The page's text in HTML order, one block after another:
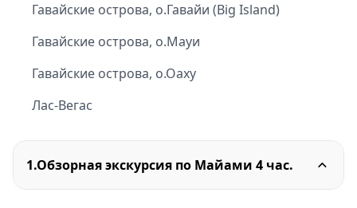
Гавайские острова, о.Гавайи (Big Island)
Гавайские острова, о.Мауи
Гавайские острова, о.Оаху
Лас-Вегас
1.Обзорная экскурсия по Майами 4 час.